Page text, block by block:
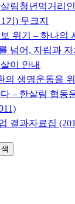
림청년먹거리
기) 무크지
위기 – 하나의
넘어, 자립과 자
이 안내
의 생명운동을
– 한살림 협동
결과자료집